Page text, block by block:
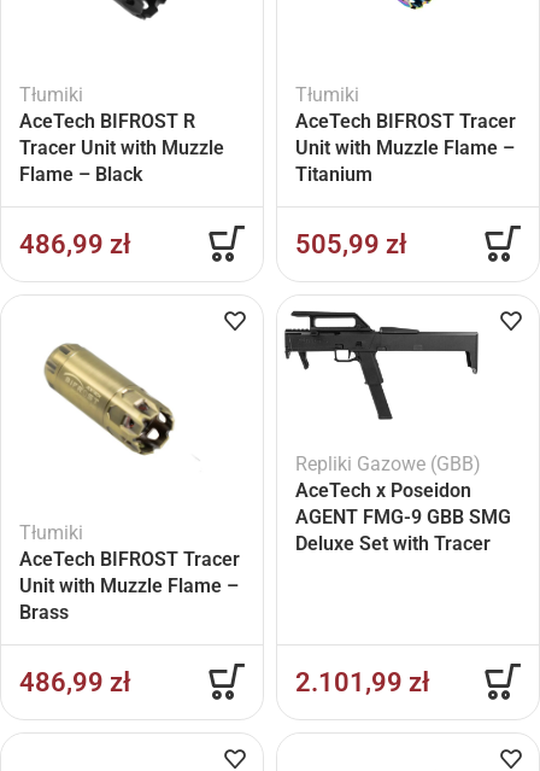
Tłumiki
AceTech BIFROST R
Tracer Unit with Muzzle
Flame – Black
486,99 zł
Tłumiki
AceTech BIFROST Tracer
Unit with Muzzle Flame –
Titanium
505,99 zł
Tłumiki
AceTech BIFROST Tracer
Unit with Muzzle Flame –
Brass
486,99 zł
Repliki Gazowe (GBB)
AceTech x Poseidon
AGENT FMG-9 GBB SMG
Deluxe Set with Tracer
2.101,99 zł